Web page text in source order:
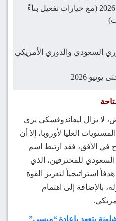
ينتهي في يونيو 2026 (مع خيارات تفعيل بناءً
السعودي والدوري الأمريكي
2026
لا يزال ليفاندوفسكي يرى
العليا لأوروبا، إلا أن
في الأفق، فقد ارتبط اسم
السعودي للمحترفين، الذي
استراتيجياً لتعزيز القوة
بالإضافة إلى اهتمام
يتعهد بإعادة “ميسي”